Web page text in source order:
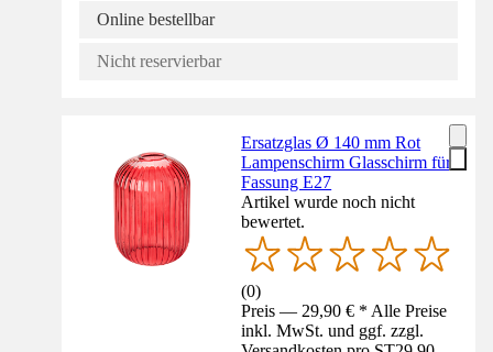
Online bestellbar
Nicht reservierbar
Ersatzglas Ø 140 mm Rot
Lampenschirm Glasschirm für
Fassung E27
Artikel wurde noch nicht
bewertet.
(0)
Preis — 29,90 € * Alle Preise
inkl. MwSt. und ggf. zzgl.